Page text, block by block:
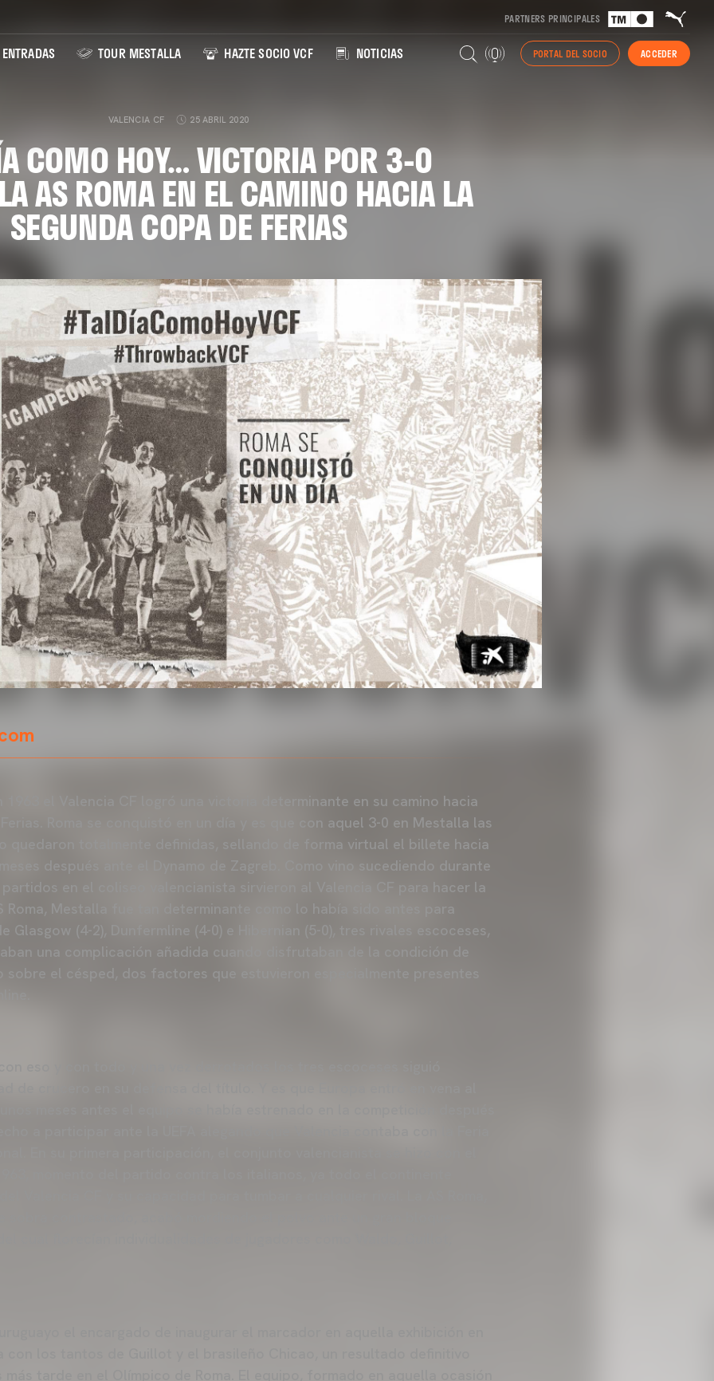
PARTNERS PRINCIPALES
ENTRADAS TOUR MESTALLA HAZTE SOCIO VCF NOTICIAS PORTAL DEL SOCIO ACCEDER
VALENCIA CF 25 ABRIL 2020
COMO HOY… VICTORIA POR 3-0
AS ROMA EN EL CAMINO HACIA LA
SEGUNDA COPA DE FERIAS
1963 el Valencia CF logró una victoria determinante en su camino hacia
Roma se conquistó en un día y es que con aquel 3-0 en Mestalla las
quedaron totalmente definidas, sellando de forma virtual el billete hacia
después ante el Dynamo de Zagreb. Como vino sucediendo durante
en el coliseo valencianista sirvieron al Valencia CF para hacer la
Roma, Mestalla fue tan determinante como lo había sido antes para
Glasgow (4-2), Dunfermline (4-0) e Hibernian (5-0), tres rivales escoceses,
una complicación añadida cuando disfrutaban de la condición de
sobre el césped, dos factores que estuvieron especialmente presentes